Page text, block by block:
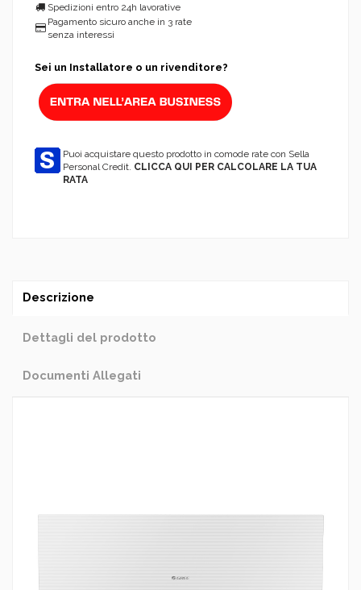
Spedizioni entro 24h lavorative
Pagamento sicuro anche in 3 rate
senza interessi
Sei un Installatore o un rivenditore?
Puoi acquistare questo prodotto in comode rate con Sella
Personal Credit. CLICCA QUI PER CALCOLARE LA TUA
RATA
Descrizione
Dettagli del prodotto
Documenti Allegati